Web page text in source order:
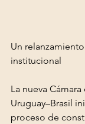
Un
institucional
La nueva
Uruguay–Brasil
proceso de